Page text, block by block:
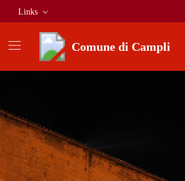
Vai ai contenuti
Vai al footer
Links
Comune di Campli